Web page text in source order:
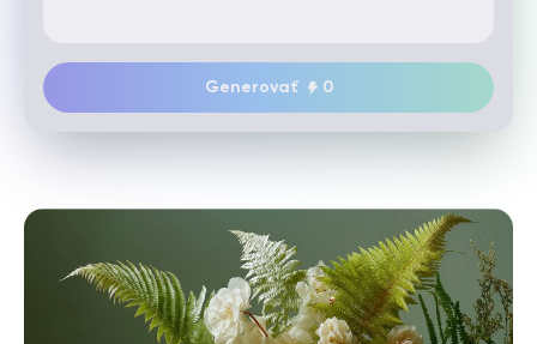
Generovať 0